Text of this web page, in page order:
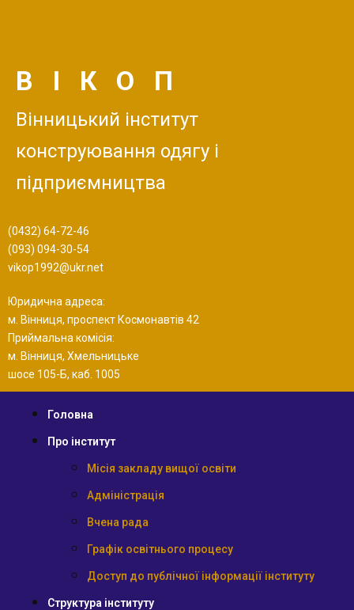
ВІКОП
Вінницький інститут
конструювання одягу і
підприємництва
(0432) 64-72-46
(093) 094-30-54
vikop1992@ukr.net
Юридична адреса:
м. Вінниця, проспект Космонавтів 42
Приймальна комісія:
м. Вінниця, Хмельницьке
шосе 105-Б, каб. 1005
Головна
Про інститут
Місія закладу вищої освіти
Адміністрація
Вчена рада
Графік освітнього процесу
Доступ до публічної інформації інституту
Структура інституту